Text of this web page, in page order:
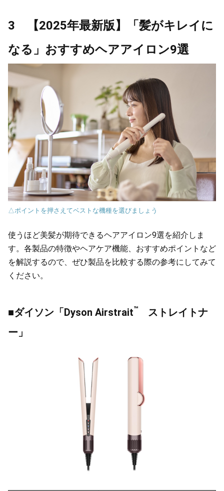
3 【2025年最新版】「髪がキレイに
なる」おすすめヘアアイロン9選
△ポイントを押さえてベストな機種を選びましょう
使うほど美髪が期待できるヘアアイロン9選を紹介しま
す。各製品の特徴やヘアケア機能、おすすめポイントなど
を解説するので、ぜひ製品を比較する際の参考にしてみて
ください。
■ダイソン「Dyson Airstrait™
ストレイトナ
ー」